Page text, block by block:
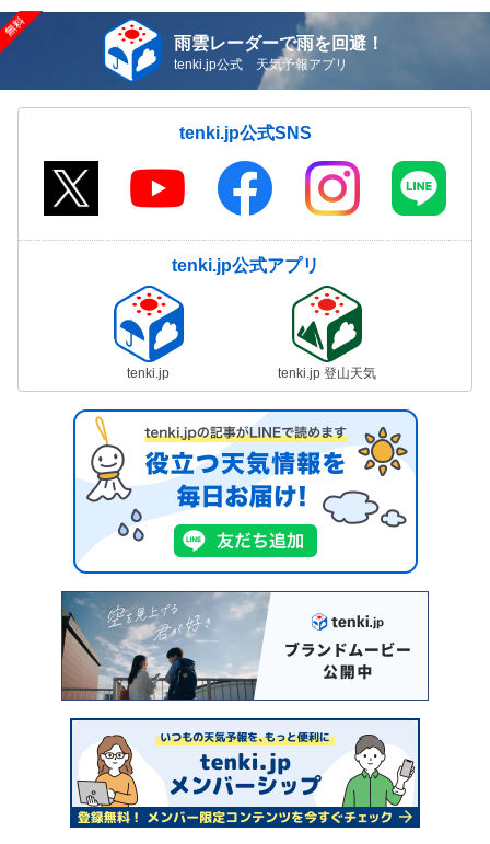
雨雲レーダーで雨を回避！
tenki.jp公式 天気予報アプリ
tenki.jp公式SNS
tenki.jp公式アプリ
tenki.jp tenki.jp 登山天気